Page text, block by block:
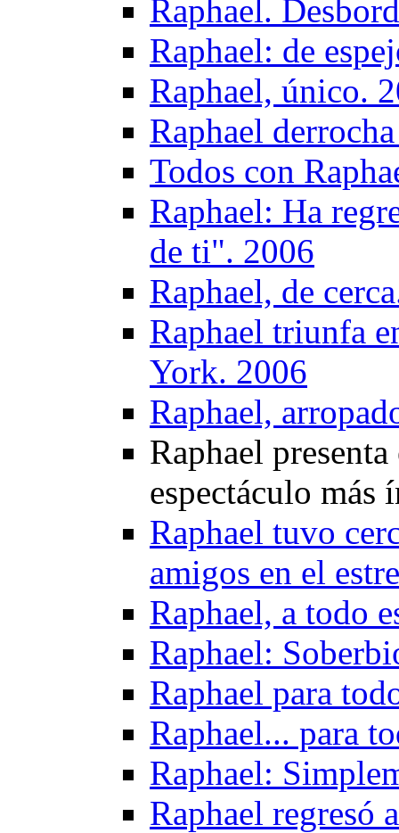
Raphael.
Raphael: de
Raphael, único.
Raphael
Todos con
Raphael: Ha
de ti". 2006
Raphael, de
Raphael triunfa
York. 2006
Raphael,
Raphael
espectáculo más
Raphael tuvo
amigos en el
Raphael, a todo
Raphael:
Raphael para
Raphael... para
Raphael:
Raphael regresó